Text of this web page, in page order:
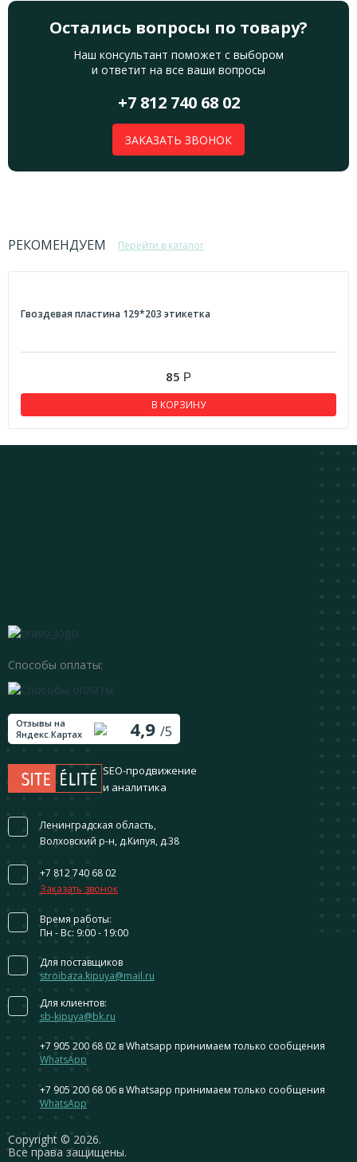
Остались вопросы по товару?
Наш консультант поможет с выбором
и ответит на все ваши вопросы
+7 812 740 68 02
ЗАКАЗАТЬ ЗВОНОК
РЕКОМЕНДУЕМ Перейти в каталог
Гвоздевая пластина 129*203 этикетка
85 Р
В КОРЗИНУ
Сopyright © 2026.
Все права защищены.
Способы оплаты:
Отзывы на
Яндекс.Картах
4,9 /5
SEO-продвижение
и аналитика
Ленинградская область,
Волховский р-н, д.Кипуя, д.38
+7 812 740 68 02
Заказать звонок
Время работы:
Пн - Вс: 9:00 - 19:00
Для поставщиков
stroibaza.kipuya@mail.ru
Для клиентов:
sb-kipuya@bk.ru
+7 905 200 68 02 в Whatsapp принимаем только сообщения
WhatsApp
+7 905 200 68 06 в Whatsapp принимаем только сообщения
WhatsApp